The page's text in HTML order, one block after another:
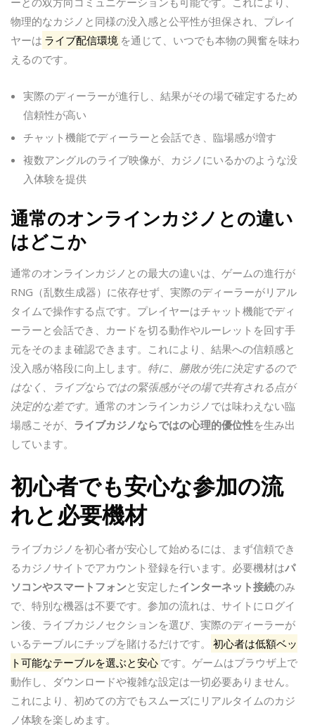
物理的なカジノと同様の没入感と公平性が担保され、プレイ
ヤーは ライブ配信環境 を通じて、いつでも本物の興奮を味わ
えるのです。
実際のディーラーが進行し、結果がその場で確定するため
信頼性が高い
チャット機能でディーラーと会話でき、臨場感が増す
複数アングルのライブ映像が、カジノにいるかのような没
入体験を提供
通常のオンラインカジノとの違い
はどこか
通常のオンラインカジノとの最大の違いは、ゲームの進行が
RNG（乱数生成器）に依存せず、実際のディーラーがリアル
タイムで操作する点です。プレイヤーはチャット機能でディ
ーラーと会話でき、カードを切る動作やルーレットを回す手
元をそのまま確認できます。これにより、結果への信頼感と
没入感が格段に向上します。 特に、勝敗が先に決定するので
はなく、ライブならではの緊張感がその場で共有される点が
決定的な差です。 通常のオンラインカジノでは味わえない臨
場感こそが、 ライブカジノならではの心理的優位性を生み出
しています。
初心者でも安心な参加の流
れと必要機材
ライブカジノを初心者が安心して始めるには、まず信頼でき
るカジノサイトでアカウント登録を行います。必要機材はパ
ソコンやスマートフォンと安定したインターネット接続のみ
で、特別な機器は不要です。参加の流れは、サイトにログイ
ン後、ライブカジノセクションを選び、実際のディーラーが
いるテーブルにチップを賭けるだけです。
初心者は低額ベッ
ト可能なテーブルを選ぶと安心 です。ゲームはブラウザ上で
動作し、ダウンロードや複雑な設定は一切必要ありません。
これにより、初めての方でもスムーズにリアルタイムのカジ
ノ体験を楽しめます。